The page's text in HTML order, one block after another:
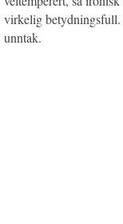
virkelig betydningsfull.
unntak.